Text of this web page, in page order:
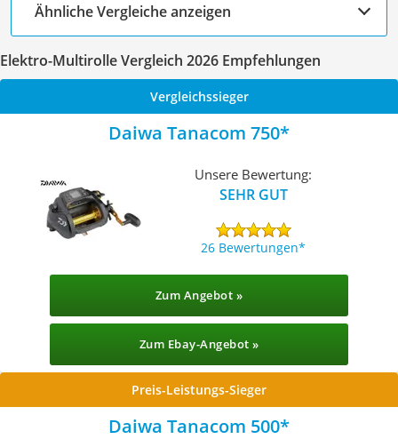
Ähnliche Vergleiche anzeigen
Elektro-Multirolle Vergleich 2026 Empfehlungen
Vergleichssieger
Daiwa Tanacom 750
Unsere Bewertung:
SEHR GUT
26 Bewertungen
Zum Angebot »
Zum Ebay-Angebot »
Preis-Leistungs-Sieger
Daiwa Tanacom 500